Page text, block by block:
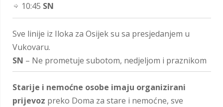
10:45 SN
Sve linije iz Iloka za Osijek su sa presjedanjem u
Vukovaru.
SN – Ne prometuje subotom, nedjeljom i praznikom
Starije i nemoćne osobe imaju organizirani
prijevoz preko Doma za stare i nemoćne, sve